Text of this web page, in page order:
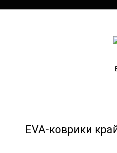
EVA-коврики